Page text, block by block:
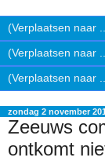
zondag 2 november
Zeeuws
ontkomt